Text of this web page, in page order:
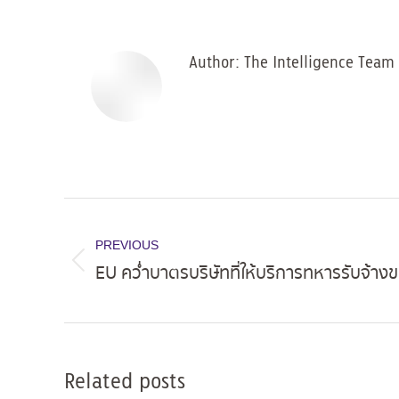
Author: The Intelligence Team
navigation
PREVIOUS
Previous
EU คว่ำบาตรบริษัทที่ให้บริการทหารรับจ้าง
Related posts